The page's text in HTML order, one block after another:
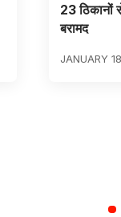
23
बरामद
JANUARY